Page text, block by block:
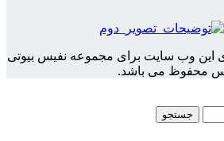
این وب سایت برای مجموعه نفیس بیوتی
محفوظ می باشد.
جستجو